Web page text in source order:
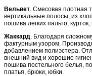
Вельвет. Смесовая плотная
вертикальные полосы, из
пошива легких пальто,
Жаккард. Благодаря
фактурным узором.
добавлением полиэстера.
внешний вид и хорошие
пошива постельного белья,
платья, брюки, юбки.